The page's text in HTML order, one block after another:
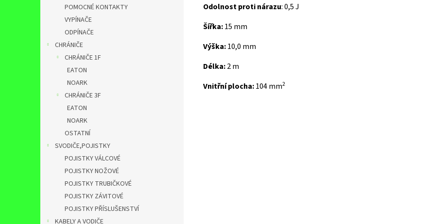
POMOCNÉ KONTAKTY
VYPÍNAČE
ODPÍNAČE
CHRÁNIČE
CHRÁNIČE 1F
EATON
NOARK
CHRÁNIČE 3F
EATON
NOARK
OSTATNÍ
SVODIČE,POJISTKY
POJISTKY VÁLCOVÉ
POJISTKY NOŽOVÉ
POJISTKY TRUBIČKOVÉ
POJISTKY ZÁVITOVÉ
POJISTKY PŘÍSLUŠENSTVÍ
KABELY A VODIČE
Odolnost proti nárazu: 0,5 J
Šířka:15 mm
Výška:10,0 mm
Délka:2 m
Vnitřní plocha:104 mm2